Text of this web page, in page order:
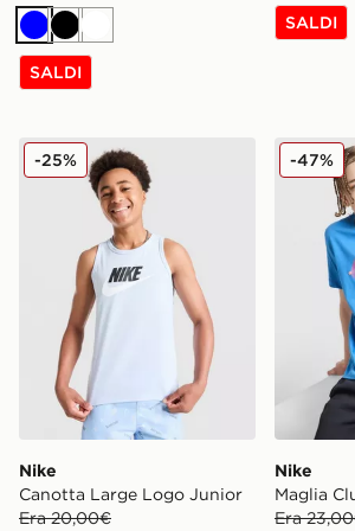
BluNeroBianco
SALDI
SALDI
Nike Canotta Large Logo Junior
Nike
Canotta Large Logo Junior
Era 20,00€
-25% Nike
Nike
Maglia
Era
-47%